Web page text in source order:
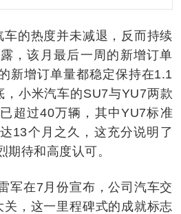
的热度并未减退，反而持续
，该月最后一周的新增订单
新增订单量都稳定保持在1.1
小米汽车的SU7与YU7两款
超过40万辆，其中YU7标准
13个月之久，这充分说明了
待和高度认可。
在7月份宣布，公司汽车交
，这一里程碑式的成就标志